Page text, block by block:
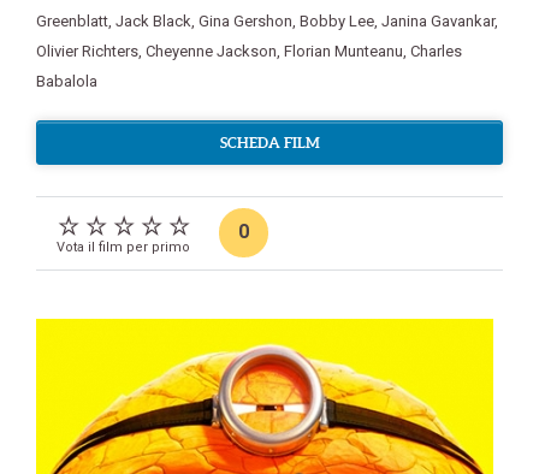
Greenblatt Jack Black Gina Gershon Bobby Lee Janina Gavankar,
Olivier Richters Cheyenne Jackson Florian Munteanu Charles
Babalola
SCHEDA FILM
Vota il film per primo
0